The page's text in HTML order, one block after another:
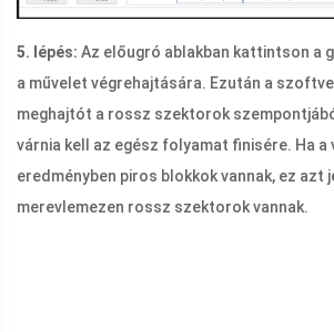
5. lépés: Az előugró ablakban kattintson a
a művelet végrehajtására. Ezután a
meghajtót a rossz szektorok
várnia kell az egész folyamat finisére. Ha a
eredményben piros blokkok vannak, ez azt
merevlemezen rossz szektorok vannak.